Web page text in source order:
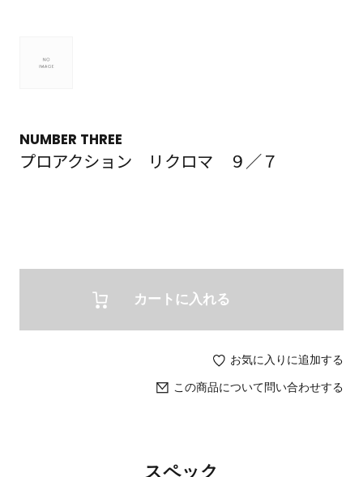
NUMBER THREE
プロアクション リクロマ ９／７
カートに入れる
お気に入りに追加する
この商品について問い合わせする
スペック